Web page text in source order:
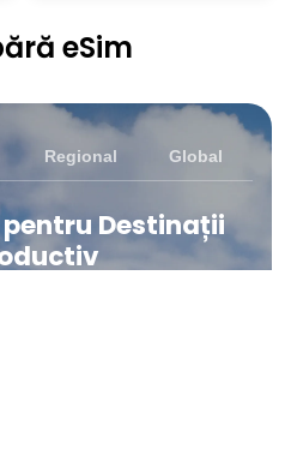
eSim
Regional Global
Destinații